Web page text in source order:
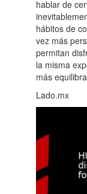
hablar de
hábitos de
vez más
permitan
la misma
más
Lado.mx